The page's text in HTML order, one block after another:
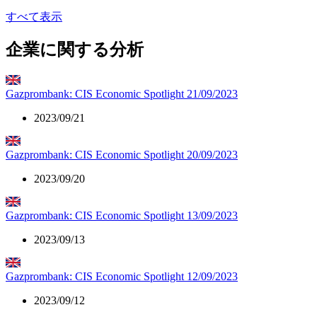
すべて表示
企業に関する分析
Gazprombank: CIS Economic Spotlight 21/09/2023
2023/09/21
Gazprombank: CIS Economic Spotlight 20/09/2023
2023/09/20
Gazprombank: CIS Economic Spotlight 13/09/2023
2023/09/13
Gazprombank: CIS Economic Spotlight 12/09/2023
2023/09/12